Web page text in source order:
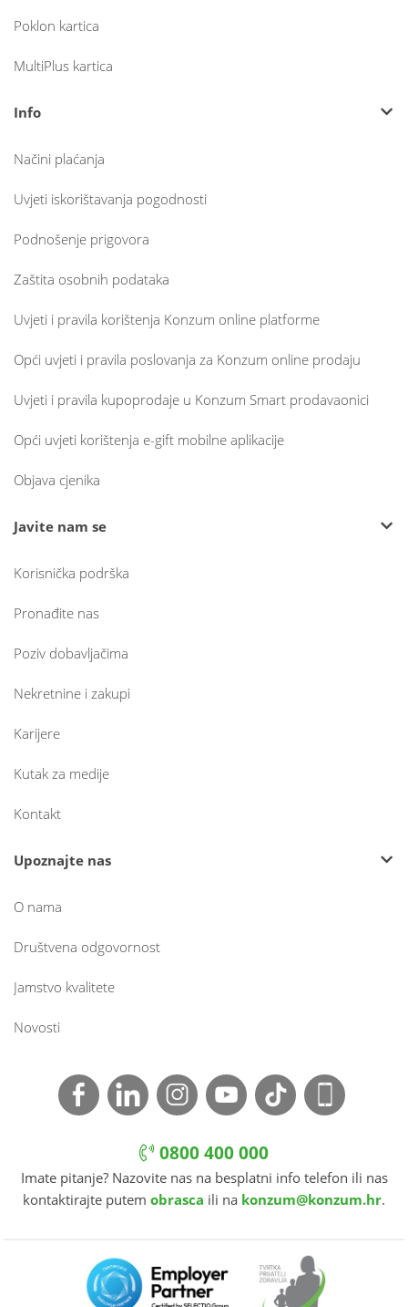
Poklon kartica
MultiPlus kartica
Info
Načini plaćanja
Uvjeti iskorištavanja pogodnosti
Podnošenje prigovora
Zaštita osobnih podataka
Uvjeti i pravila korištenja Konzum online platforme
Opći uvjeti i pravila poslovanja za Konzum online prodaju
Uvjeti i pravila kupoprodaje u Konzum Smart prodavaonici
Opći uvjeti korištenja e-gift mobilne aplikacije
Objava cjenika
Javite nam se
Korisnička podrška
Pronađite nas
Poziv dobavljačima
Nekretnine i zakupi
Karijere
Kutak za medije
Kontakt
Upoznajte nas
O nama
Društvena odgovornost
Jamstvo kvalitete
Novosti
0800 400 000
Imate pitanje? Nazovite nas na besplatni info telefon ili nas
kontaktirajte putem obrasca ili na konzum@konzum.hr.